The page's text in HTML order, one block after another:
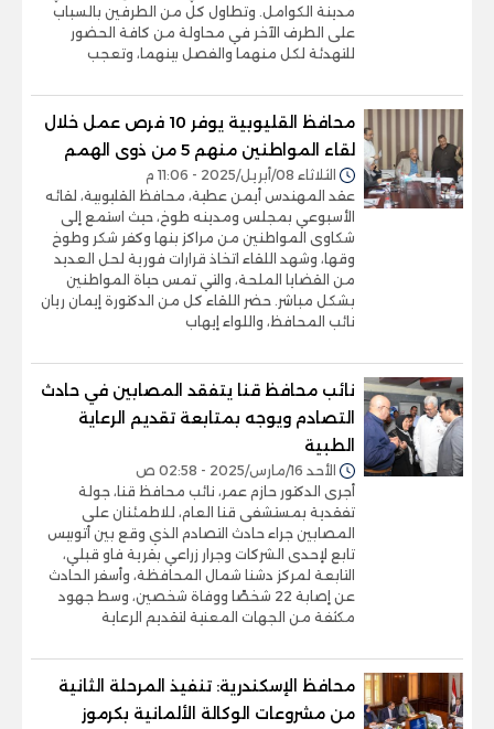
مدينة الكوامل. وتطاول كل من الطرفين بالسباب
على الطرف الآخر في محاولة من كافة الحضور
للتهدئة لكل منهما والفصل بينهما، وتعجب
محافظ القليوبية يوفر 10 فرص عمل خلال
لقاء المواطنين منهم 5 من ذوى الهمم
الثلاثاء 08/أبريل/2025 - 11:06 م
عقد المهندس أيمن عطية، محافظ القليوبية، لقائه
الأسبوعي بمجلس ومدينه طوخ، حيث استمع إلى
شكاوى المواطنين من مراكز بنها وكفر شكر وطوخ
وقها، وشهد اللقاء اتخاذ قرارات فورية لحل العديد
من القضايا الملحة، والتي تمس حياة المواطنين
بشكل مباشر. حضر اللقاء كل من الدكتورة إيمان ريان
نائب المحافظ، واللواء إيهاب
نائب محافظ قنا يتفقد المصابين في حادث
التصادم ويوجه بمتابعة تقديم الرعاية
الطبية
الأحد 16/مارس/2025 - 02:58 ص
أجرى الدكتور حازم عمر، نائب محافظ قنا، جولة
تفقدية بمستشفى قنا العام، للاطمئنان على
المصابين جراء حادث التصادم الذي وقع بين أتوبيس
تابع لإحدى الشركات وجرار زراعي بقرية فاو قبلي،
التابعة لمركز دشنا شمال المحافظة، وأسفر الحادث
عن إصابة 22 شخصًا ووفاة شخصين، وسط جهود
مكثفة من الجهات المعنية لتقديم الرعاية
محافظ الإسكندرية: تنفيذ المرحلة الثانية
من مشروعات الوكالة الألمانية بكرموز